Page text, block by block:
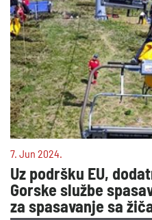
7. Jun 2024.
Uz podršku EU,
Gorske službe
za spasavanje sa